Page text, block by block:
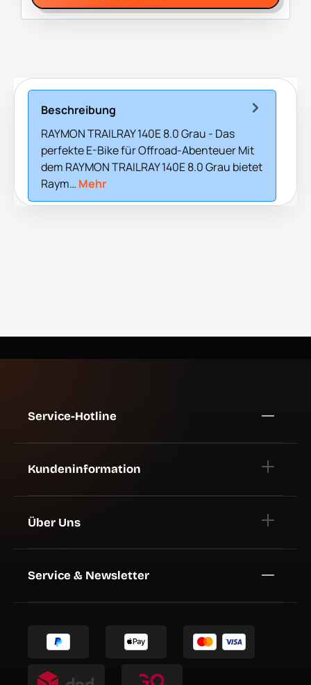
Beschreibung
RAYMON TRAILRAY 140E 8.0 Grau - Das
perfekte E-Bike für Offroad-Abenteuer Mit
dem RAYMON TRAILRAY 140E 8.0 Grau bietet
Raym… Mehr
Service-Hotline
Kundeninformation
Über Uns
Service & Newsletter